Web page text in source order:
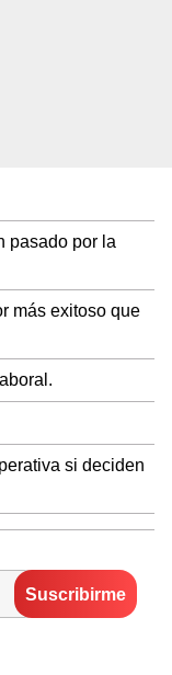
pasado por la
más exitoso que
si deciden